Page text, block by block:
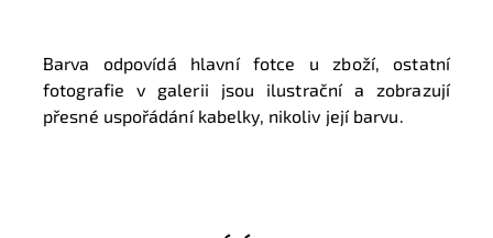
Barva odpovídá hlavní fotce u zboží, ostatní
fotografie v galerii jsou ilustrační a zobrazují
přesné uspořádání kabelky, nikoliv její barvu.